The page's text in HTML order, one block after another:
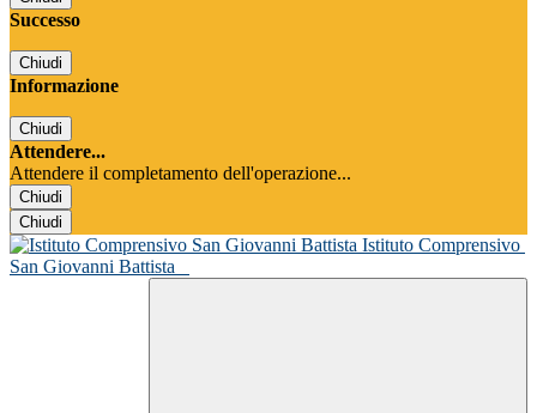
Successo
Chiudi
Informazione
Chiudi
Attendere...
Attendere il completamento dell'operazione...
Chiudi
Chiudi
Istituto Comprensivo
San Giovanni Battista